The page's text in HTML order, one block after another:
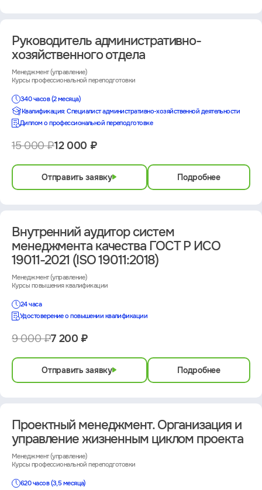
Руководитель административно-
хозяйственного отдела
Менеджмент (управление)
Курсы профессиональной переподготовки
340 часов (2 месяца)
Квалификация: Специалист административно-хозяйственной деятельности
Диплом о профессиональной переподготовке
15 000 ₽12 000 ₽
Отправить заявку Подробнее
Внутренний аудитор систем
менеджмента качества ГОСТ Р ИСО
19011-2021 (ISO 19011:2018)
Менеджмент (управление)
Курсы повышения квалификации
24 часа
Удостоверение о повышении квалификации
9 000 ₽7 200 ₽
Отправить заявку Подробнее
Проектный менеджмент. Организация и
управление жизненным циклом проекта
Менеджмент (управление)
Курсы профессиональной переподготовки
620 часов (3,5 месяца)